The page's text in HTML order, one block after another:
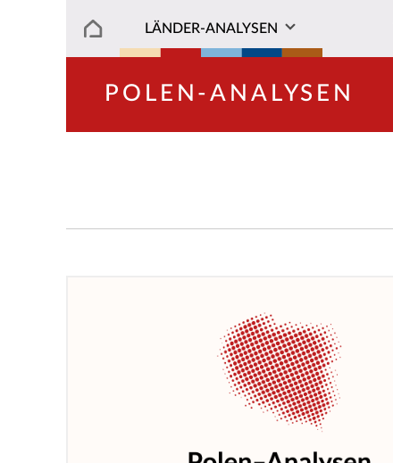
LÄNDER-ANALYSEN
POLEN-ANALYSEN